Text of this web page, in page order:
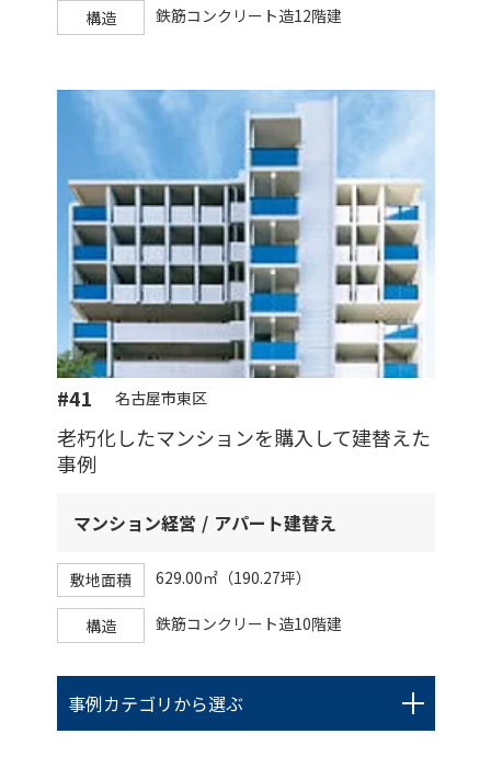
構造 鉄筋コンクリート造12階建
#41 名古屋市東区
老朽化したマンションを購入して建替えた
事例
マンション経営 アパート建替え
敷地面積 629.00㎡（190.27坪）
構造 鉄筋コンクリート造10階建
事例カテゴリから選ぶ